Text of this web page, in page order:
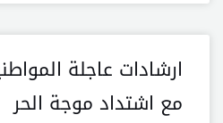
ارشادات عاجلة
مع اشتداد موجة الحر